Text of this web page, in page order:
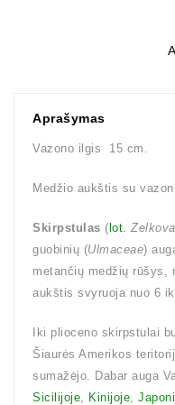
Aprašymas
Vazono ilgis 15 cm.
Medžio aukštis su
Skirpstulas ( lot. Zelkova
guobinių (Ulmaceae)
metančių medžių rūšys,
aukštis svyruoja nuo 6
Iki plioceno skirpstulai
Šiaurės Amerikos
sumažėjo. Dabar auga
Sicilijoje, Kinijoje,